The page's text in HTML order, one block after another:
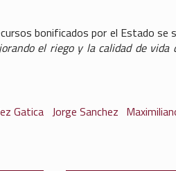
bonificados por el Estado se
el riego y la calidad de
Gatica Jorge Sanchez